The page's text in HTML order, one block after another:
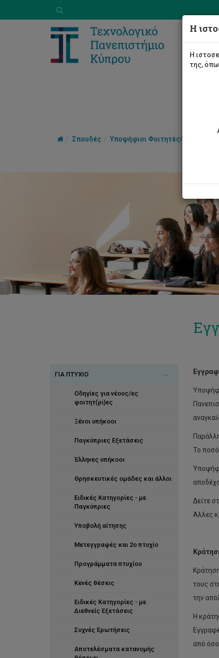
Σπουδές Υποψήφιοι Φοιτητές/τριες
ΓΙΑ ΠΤΥΧΙΟ
Οδηγίες για νέους/ες
φοιτητ(ρι)ες
Ξένοι υπήκοοι
Παγκύπριες Εξετάσεις
Έλληνες υπήκοοι
Θρησκευτικές ομάδες και άλλοι
Ειδικές Κατηγορίες - με
Παγκύπριες
Υποβολή αίτησης
Μετεγγραφές και 2ο πτυχίο
Προγράμματα πτυχίου
Κενές θέσεις
Ειδικές Κατηγορίες - με
Διεθνείς Εξετάσεις
Συχνές Ερωτήσεις
Αποτελέσματα κατανομής
Το
Δείτε
Αλλες
τους
την
Η
από
Η
Η
της,